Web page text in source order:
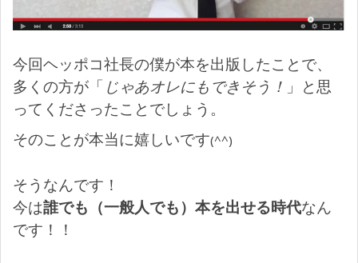
今回ヘッポコ社長の僕が本を出版したことで、
多くの方が「 じゃあオレにもできそう！ 」と思
ってくださったことでしょう。
そのことが本当に嬉しいです(^^)
そうなんです！
今は誰でも（一般人でも）本を出せる時代なん
です！！